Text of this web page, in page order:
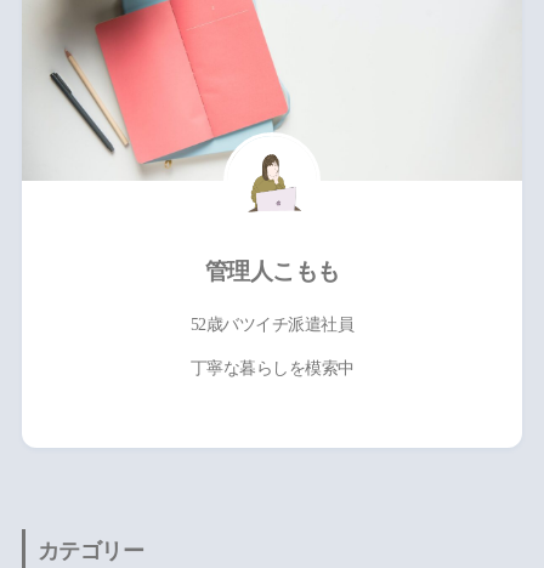
管理人こもも
52歳バツイチ派遣社員
丁寧な暮らしを模索中
カテゴリー